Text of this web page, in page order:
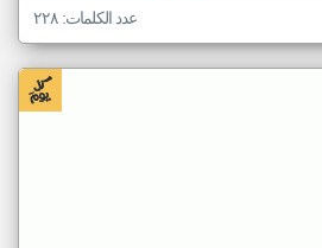
عدد الكلمات: ٢٢٨